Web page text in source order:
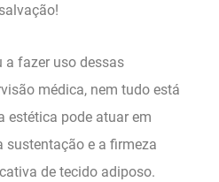
a fazer uso dessas
médica, nem tudo está
estética pode atuar em
sustentação e a firmeza
de tecido adiposo.